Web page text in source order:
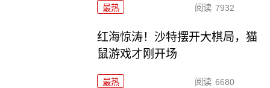
最热 阅读 7932
红海惊涛！沙特摆开大棋局，猫
鼠游戏才刚开场
最热 阅读 6680